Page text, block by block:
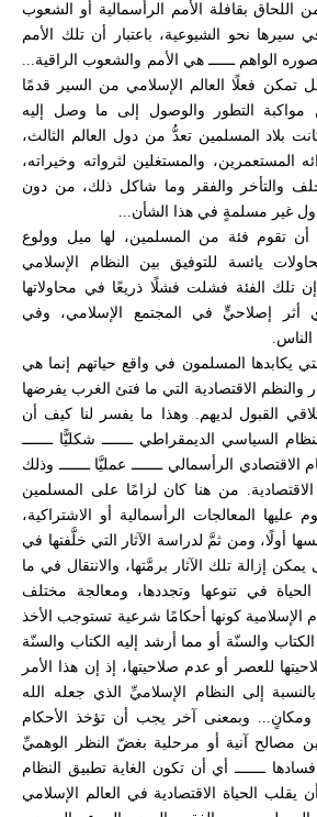
من اللحاق بقافلة الأمم الرأسمالية أو الشعوب
سيرها نحو الشيوعية، باعتبار أن تلك الأمم
الواهم ــــــ هي الأمم والشعوب الراقية...
فعلًا العالم الإسلامي من السير قدمًا
التطور والوصول إلى ما وصل إليه
بلاد المسلمين تعدُّ من دول العالم الثالث،
المستعمرين، والمستغلين لثرواته وخيراته،
والتأخر والفقر وما شاكل ذلك، من دون
غير مسلمةٍ في هذا الشأن...
أن تقوم فئة من المسلمين، لها ميل وولوع
يائسة للتوفيق بين النظام الإسلامي
إن تلك الفئة فشلت فشلًا ذريعًا في محاولاتها
أثر إصلاحيٍّ في المجتمع الإسلامي، وفي
الناس.
يكابدها المسلمون في واقع حياتهم إنما هي
والنظم الاقتصادية التي ما فتئ الغرب يفرضها
القبول لديهم. وهذا ما يفسر لنا كيف أن
السياسي الديمقراطي ـــــــ شكليًّا ـــــــ
الرأسمالي ـــــــ عمليَّا ـــــــ وذلك
من هنا كان لزامًا على المسلمين
عليها المعالجات الرأسمالية أو الاشتراكية،
أولًا، ومن ثمَّ لدراسة الآثار التي خلَّفتها في
يمكن إزالة تلك الآثار برمَّتها، والانتقال في ما
في تنوعها وتجددها، ومعالجة مختلف
الإسلامية كونها أحكامًا شرعية تستوجب الأخذ
والسنّة أو مما أرشد إليه الكتاب والسنّة
للعصر أو عدم صلاحيتها، إذ إن هذا الأمر
إلى النظام الإسلاميِّ الذي جعله الله
ومكانٍ... وبمعنى آخر يجب أن تؤخذ الأحكام
مصالح آنية أو مرحلية بغضّ النظر الوهميِّ
ـــــــ أي أن تكون الغاية تطبيق النظام
يقلب الحياة الاقتصادية في العالم الإسلامي